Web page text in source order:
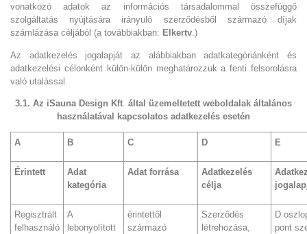
vonatkozó adatok az információs társadalommal összefüggő
szolgáltatás nyújtására irányuló szerződésből származó díjak
számlázása céljából (a továbbiakban: Elkertv.)
Az adatkezelés jogalapját az alábbiakban adatkategóriánként és
adatkezelési célonként külön-külön meghatározzuk a fenti felsorolásra
való utalással.
3.1. Az iSauna Design Kft által üzemeltetett weboldalak általános
használatával kapcsolatos adatkezelés esetén
A B C D E
Érintett
Adat
kategória
Adat forrása
Adatkezelés
célja
Regisztrált
felhasználó
A
lebonyolított
érintettől
származó
Szerződés
létrehozása,
D
pont